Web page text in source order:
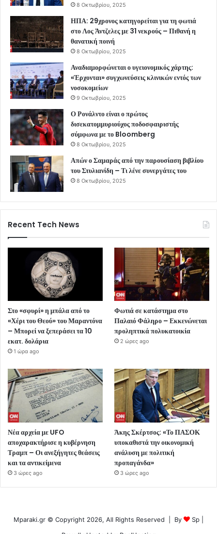
8 Οκτωβρίου, 2025
ΗΠΑ: 29χρονος κατηγορείται για τη φωτιά
στο Λος Άντζελες με 31 νεκρούς – Πιθανή η
θανατική ποινή
8 Οκτωβρίου, 2025
Αναδιαμορφώνεται ο υγειονομικός χάρτης:
«Έρχονται» συγχωνεύσεις κλινικών εντός των
νοσοκομείων
9 Οκτωβρίου, 2025
Ο Ρονάλντο είναι ο πρώτος
δισεκατομμυριούχος ποδοσφαιριστής
σύμφωνα με το Bloomberg
8 Οκτωβρίου, 2025
Απών ο Σαμαράς από την παρουσίαση βιβλίου
του Στυλιανίδη – Τι λένε συνεργάτες του
8 Οκτωβρίου, 2025
Recent Tech News
Στο «σφυρί» η μπάλα από το
«Χέρι του Θεού» του Μαραντόνα
– Μπορεί να ξεπεράσει τα 10
εκατ. δολάρια
1 ώρα ago
Φωτιά σε κατάστημα στο
Παλαιό Φάληρο – Εκκενώνεται
προληπτικά πολυκατοικία
2 ώρες ago
Νέα αρχεία με UFO
αποχαρακτήρισε η κυβέρνηση
Τραμπ – Οι ανεξήγητες θεάσεις
και τα αντικείμενα
3 ώρες ago
Άκης Σκέρτσος: «Το ΠΑΣΟΚ
υποκαθιστά την οικονομική
ανάλυση με πολιτική
προπαγάνδα»
3 ώρες ago
Mparaki.gr © Copyright 2026, All Rights Reserved | By Sp